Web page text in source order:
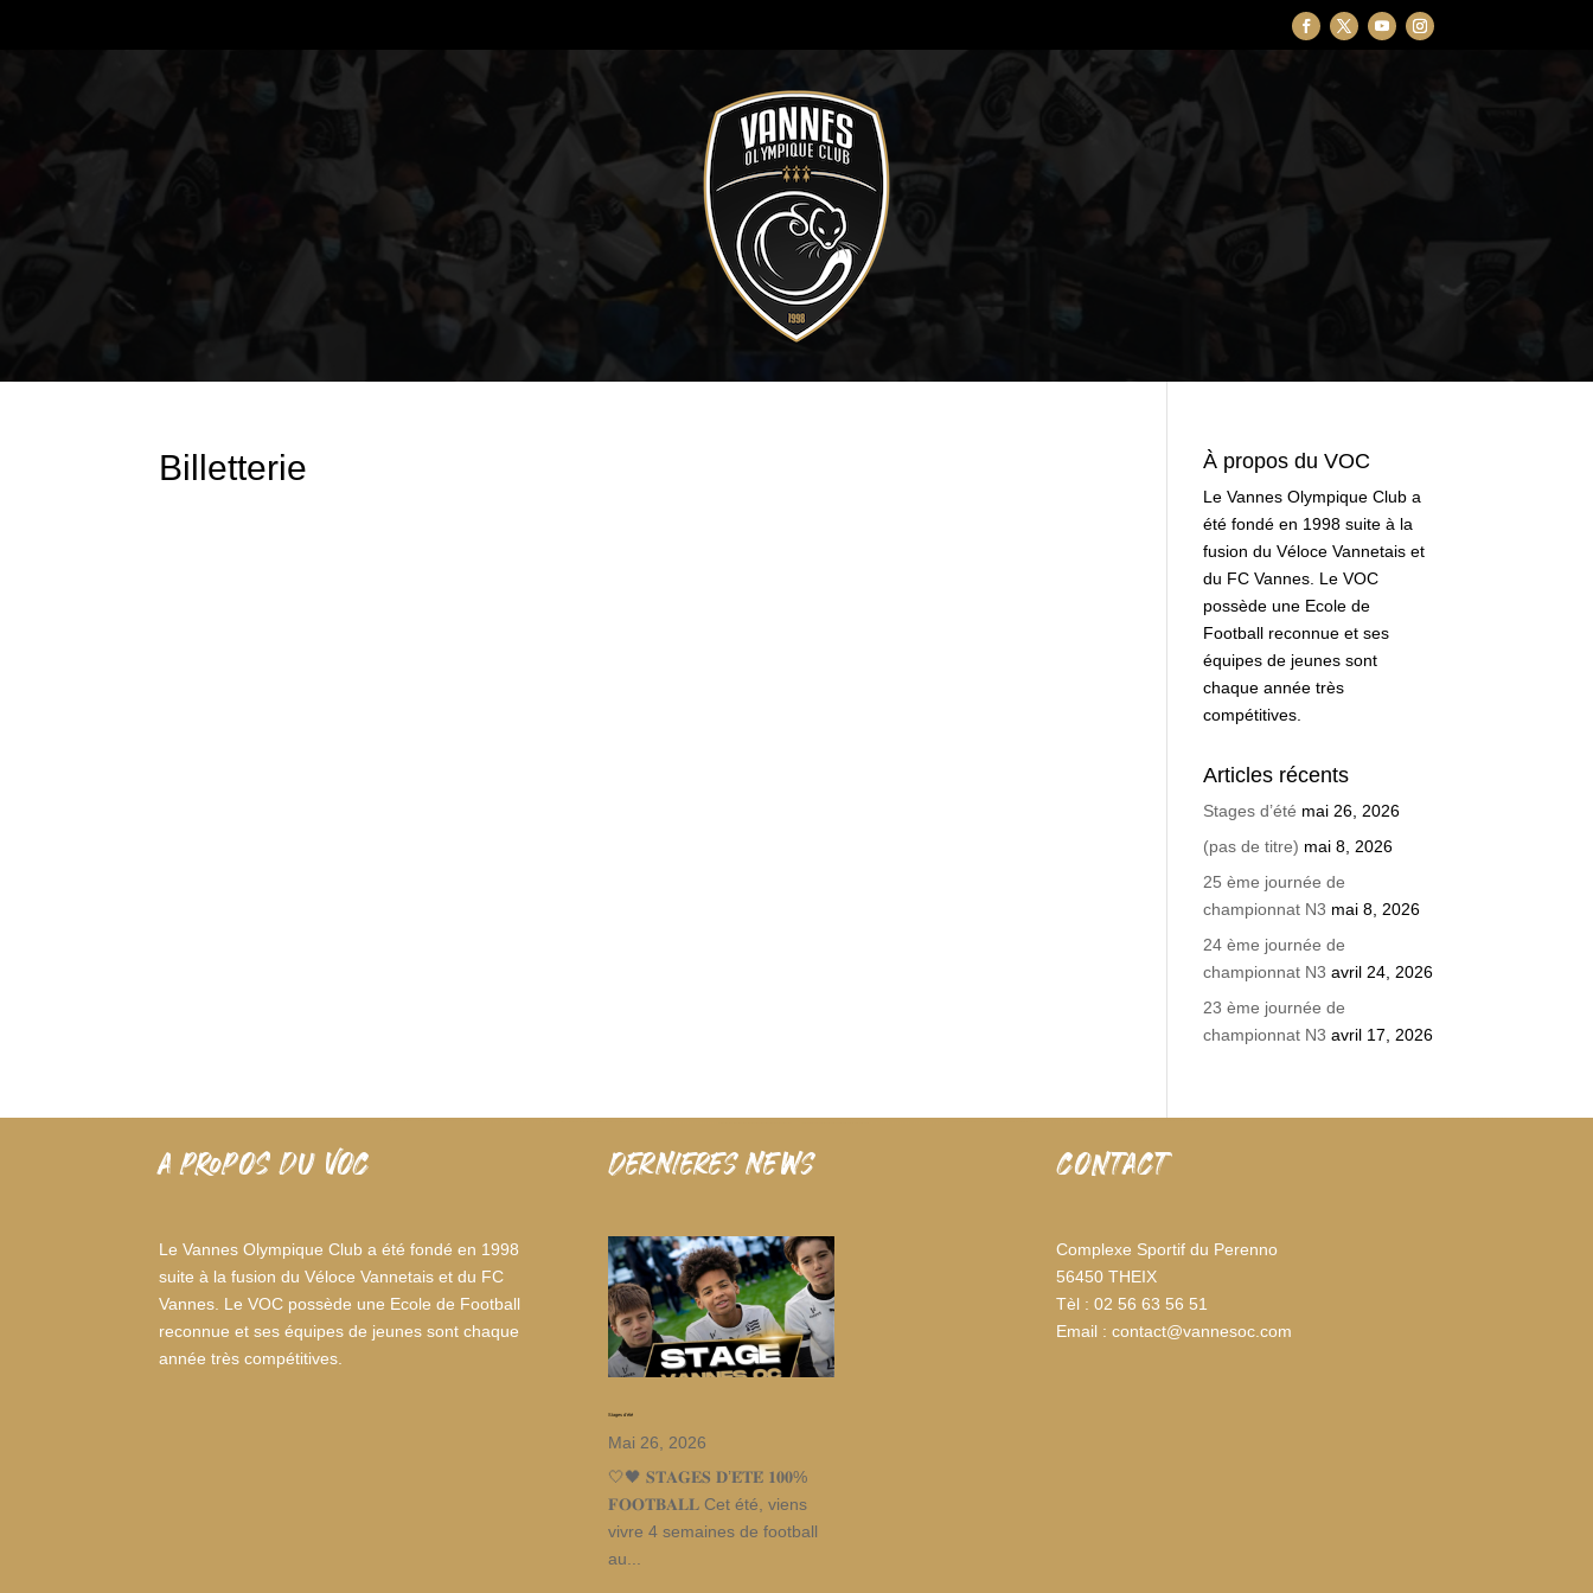
Billetterie À propos du VOC
Le Vannes Olympique Club a
été fondé en 1998 suite à la
fusion du Véloce Vannetais et
du FC Vannes. Le VOC
possède une Ecole de
Football reconnue et ses
équipes de jeunes sont
chaque année très
compétitives.
Articles récents
Stages d’été mai 26, 2026
(pas de titre) mai 8, 2026
25 ème journée de
championnat N3 mai 8, 2026
24 ème journée de
championnat N3 avril 24, 2026
23 ème journée de
championnat N3 avril 17, 2026
A PROPOS DU VOC
Le Vannes Olympique Club a été fondé en 1998
suite à la fusion du Véloce Vannetais et du FC
Vannes. Le VOC possède une Ecole de Football
reconnue et ses équipes de jeunes sont chaque
année très compétitives.
dernieres news
Stages d’été
Mai 26, 2026
🤍🖤 𝐒𝐓𝐀𝐆𝐄𝐒 𝐃’𝐄́𝐓𝐄́ 𝟏𝟎𝟎%
𝐅𝐎𝐎𝐓𝐁𝐀𝐋𝐋 Cet été, viens
vivre 4 semaines de football
au...
CONTACT
Complexe Sportif du Perenno
56450 THEIX
Tèl : 02 56 63 56 51
Email : contact@vannesoc.com